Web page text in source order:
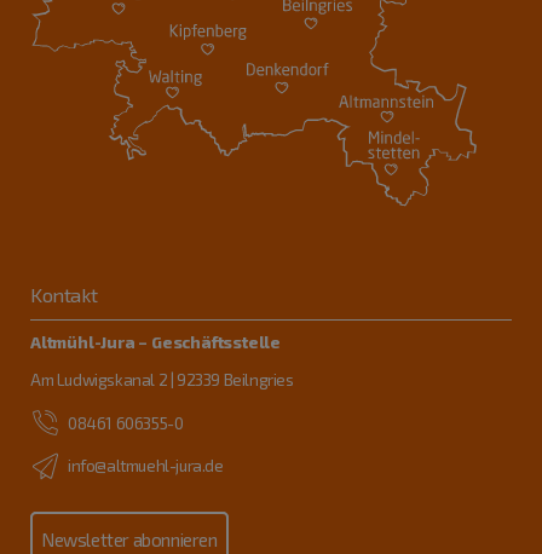
Kontakt
Altmühl-Jura – Geschäftsstelle
Am Ludwigskanal 2 | 92339 Beilngries
08461 606355-0
info@altmuehl-jura.de
Newsletter abonnieren